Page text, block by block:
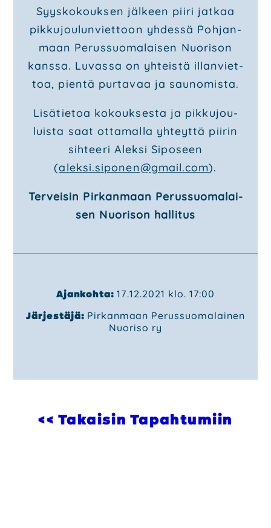
Syys­ko­kouk­sen jäl­keen pii­ri jat­kaa
pik­ku­jou­lun­viet­toon yhdes­sä Poh­jan­
maan Perus­suo­ma­lai­sen Nuo­ri­son
kans­sa. Luvas­sa on yhteis­tä illan­viet­
toa, pien­tä pur­ta­vaa ja sau­no­mis­ta.
Lisä­tie­toa kokouk­ses­ta ja pik­ku­jou­
luis­ta saat otta­mal­la yhteyt­tä pii­rin
sih­tee­ri Alek­si Sipo­seen
(aleksi.siponen@gmail.com).
Ter­vei­sin Pir­kan­maan Perus­suo­ma­lai­
sen Nuo­ri­son hal­li­tus
Ajankohta:17.12.2021 klo. 17:00
Järjestäjä: Pirkanmaan Perussuomalainen
Nuoriso ry
<< Takaisin Tapahtumiin